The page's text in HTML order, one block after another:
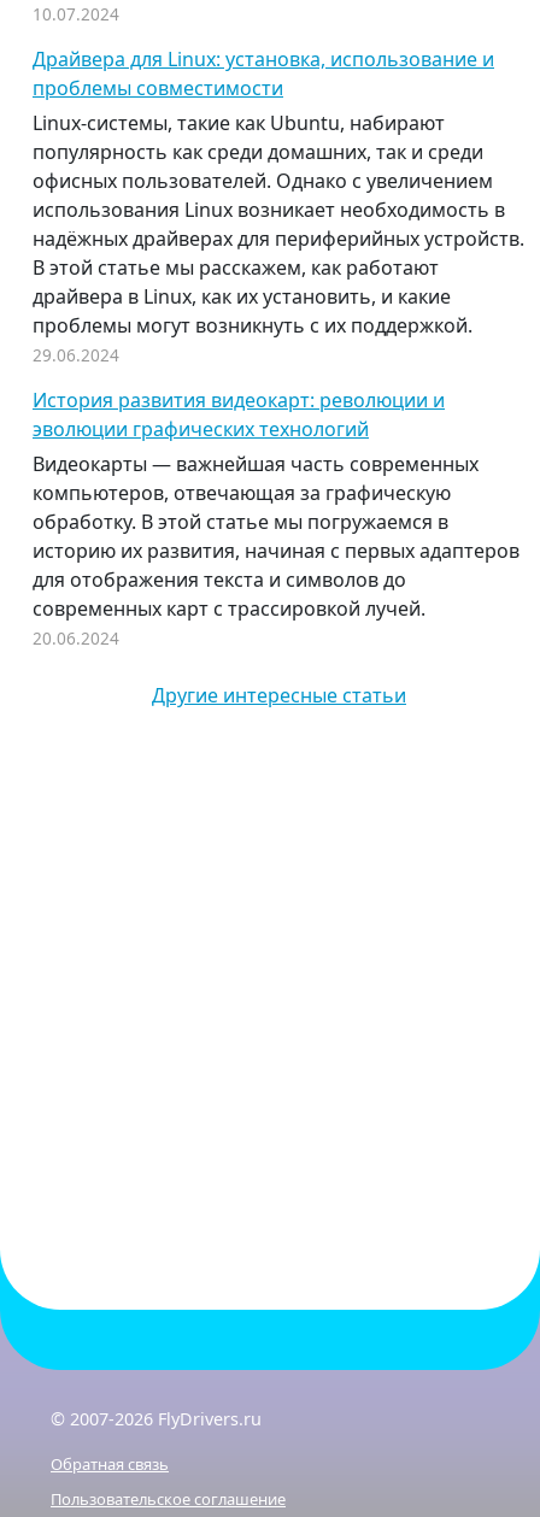
10.07.2024
Драйвера для Linux: установка, использование и
проблемы совместимости
Linux-системы, такие как Ubuntu, набирают
популярность как среди домашних, так и среди
офисных пользователей. Однако с увеличением
использования Linux возникает необходимость в
надёжных драйверах для периферийных устройств.
В этой статье мы расскажем, как работают
драйвера в Linux, как их установить, и какие
проблемы могут возникнуть с их поддержкой.
29.06.2024
История развития видеокарт: революции и
эволюции графических технологий
Видеокарты — важнейшая часть современных
компьютеров, отвечающая за графическую
обработку. В этой статье мы погружаемся в
историю их развития, начиная с первых адаптеров
для отображения текста и символов до
современных карт с трассировкой лучей.
20.06.2024
Другие интересные статьи
© 2007-2026 FlyDrivers.ru
Обратная связь
Пользовательское соглашение